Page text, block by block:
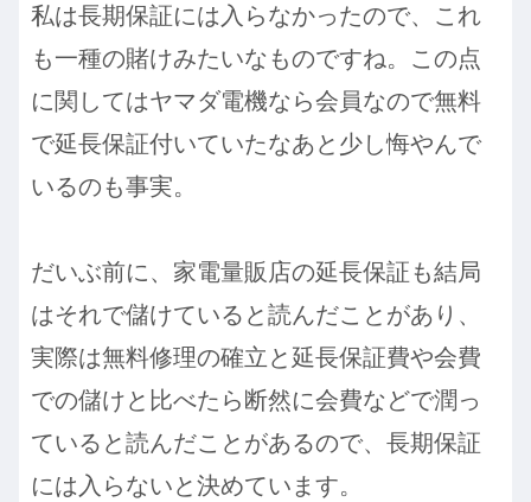
私は長期保証には入らなかったので、これ
も一種の賭けみたいなものですね。この点
に関してはヤマダ電機なら会員なので無料
で延長保証付いていたなあと少し悔やんで
いるのも事実。
だいぶ前に、家電量販店の延長保証も結局
はそれで儲けていると読んだことがあり、
実際は無料修理の確立と延長保証費や会費
での儲けと比べたら断然に会費などで潤っ
ていると読んだことがあるので、長期保証
には入らないと決めています。